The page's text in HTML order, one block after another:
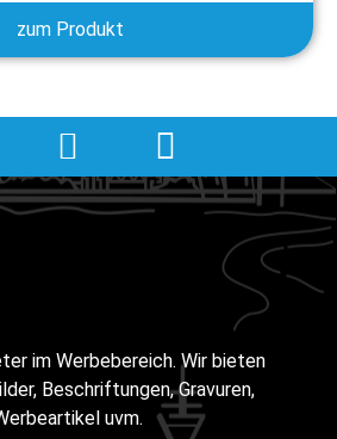
zum Produkt
im Werbebereich. Wir bieten
Beschriftungen, Gravuren,
uvm.